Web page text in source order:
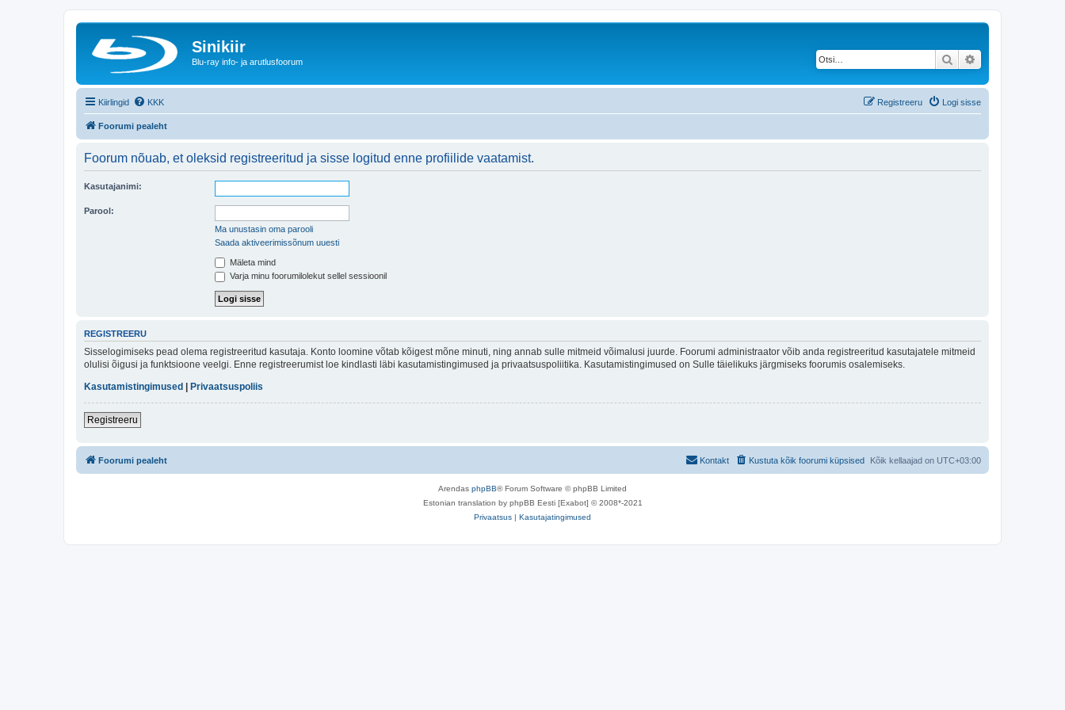
Sinikiir
Blu-ray info- ja arutlusfoorum Otsi
Kiirlingid KKK Logi sisse
Registreeru
Foorumi pealeht
Foorum nõuab, et oleksid registreeritud ja sisse logitud enne profiilide vaatamist.
Kasutajanimi:
Parool:
Ma unustasin oma parooli
Saada aktiveerimissõnum uuesti
Mäleta mind
Varja minu foorumilolekut sellel sessioonil
REGISTREERU
Sisselogimiseks pead olema registreeritud kasutaja. Konto loomine võtab kõigest mõne minuti, ning annab sulle mitmeid võimalusi juurde. Foorumi administraator võib anda registreeritud kasutajatele mitmeid
olulisi õigusi ja funktsioone veelgi. Enne registreerumist loe kindlasti läbi kasutamistingimused ja privaatsuspoliitika. Kasutamistingimused on Sulle täielikuks järgmiseks foorumis osalemiseks.
Kasutamistingimused
Privaatsuspoliis
Registreeru
Foorumi pealeht Kõik kellaajad on UTC+03:00
Kustuta kõik foorumi küpsised
Kontakt
Arendas phpBB® Forum Software © phpBB Limited
Estonian translation by phpBB Eesti [Exabot] © 2008*-2021
Privaatsus | Kasutajatingimused